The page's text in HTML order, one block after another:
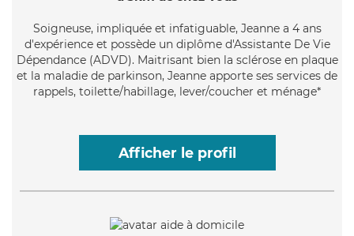
Soigneuse, impliquée et infatiguable, Jeanne a 4 ans
d'expérience et possède un diplôme d'Assistante De Vie
Dépendance (ADVD). Maitrisant bien la sclérose en plaque
et la maladie de parkinson, Jeanne apporte ses services de
rappels, toilette/habillage, lever/coucher et ménage*
Afficher le profil